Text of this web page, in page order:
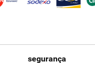
segurança